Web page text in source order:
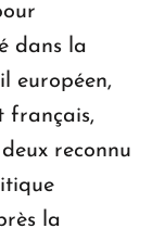
dans la
européen,
français,
reconnu
la